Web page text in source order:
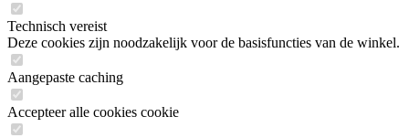
Technisch vereist
Deze cookies zijn noodzakelijk voor de basisfuncties van de winkel.
Aangepaste caching
Accepteer alle cookies cookie